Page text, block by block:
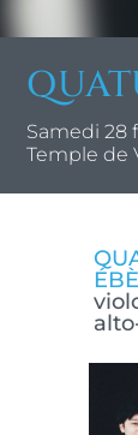
Samedi 28
Temple de